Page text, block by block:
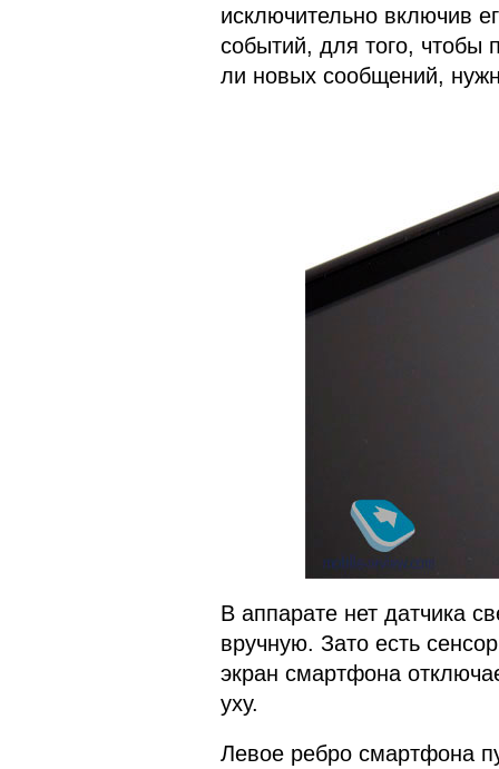
исключительно включив
событий, для того, чтобы
ли новых сообщений,
В аппарате нет датчика
вручную. Зато есть
экран смартфона
уху.
Левое ребро смартфона